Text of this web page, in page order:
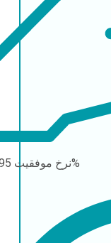
نرخ موفقیت95-99%